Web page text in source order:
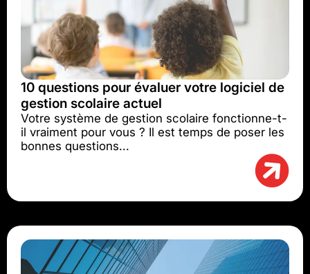
10 questions pour évaluer votre logiciel de
gestion scolaire actuel
Votre système de gestion scolaire fonctionne-t-
il vraiment pour vous ? Il est temps de poser les
bonnes questions...